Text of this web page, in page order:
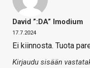
David ”:DA” Imodium
17.7.2024
Ei kiinnosta. Tuota
Kirjaudu sisään